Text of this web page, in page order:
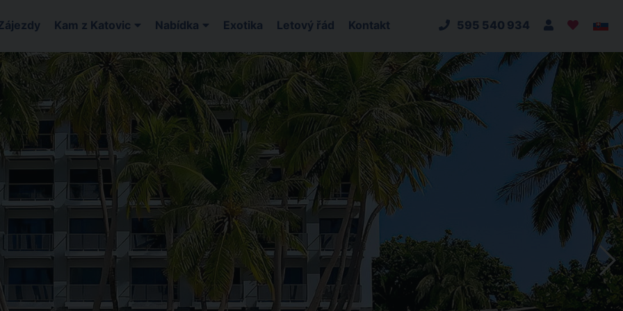
Kam z Katovic Nabídka Exotika Letový řád Kontakt 595 540 934